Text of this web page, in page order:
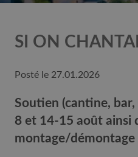
SI ON
Posté le 27.01.2026
Soutien (cantine, bar,
8 et 14-15 août ainsi
montage/